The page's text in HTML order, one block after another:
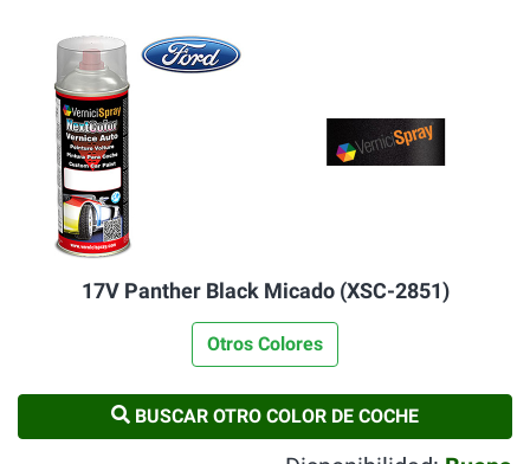
17V Panther Black Micado (XSC-2851)
Otros Colores
BUSCAR OTRO COLOR DE COCHE